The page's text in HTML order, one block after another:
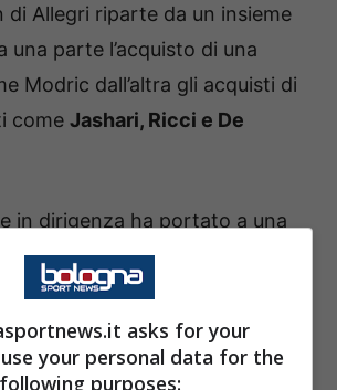
di Allegri riparte da un insieme
una parte l’acquisto di una
Modric dall’altra gli acquisti di
come Jashari, Ricci e De
in dirigenza ha portato a una
rivoluzione, aiutato sia dalle
della proprietà e
dei variHernandez e Reijnders.
asks for your
your personal data for the
following purposes: